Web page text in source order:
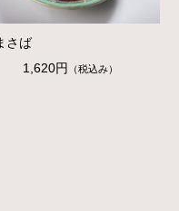
さば
1,620円
（税込み）